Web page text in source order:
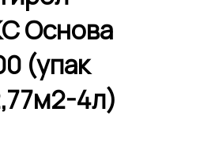
Основа
(упак
4л)